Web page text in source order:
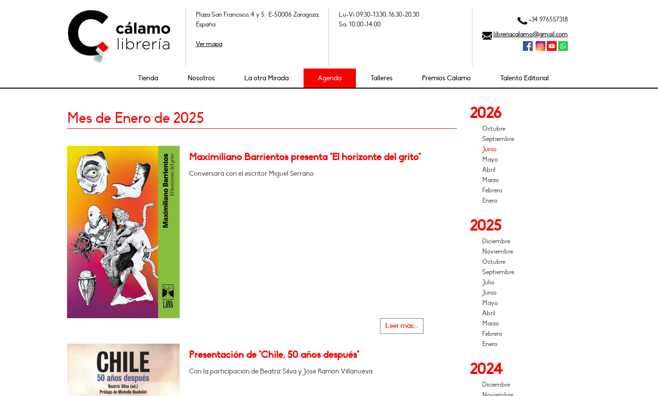
Plaza San Francisco, 4 y 5. E-50006 Zaragoza,
España
Ver mapa
Lu-Vi 09.30-13.30, 16.30-20.30
Sa: 10.00-14.00
+34 976557318
libreriacalamo@gmail.com
Tienda Nosotros La otra Mirada Agenda Talleres Premios Cálamo Talento Editorial
Mes de Enero de 2025
Maximiliano Barrientos presenta "El horizonte del grito"
Conversará con el escritor Miguel Serrano
Leer más...
Presentación de "Chile, 50 años después"
Con la participación de Beatriz Silva y José Ramón Villanueva
2026
Octubre
Septiembre
Junio
Mayo
Abril
Marzo
Febrero
Enero
2025
Diciembre
Noviembre
Octubre
Septiembre
Julio
Junio
Mayo
Abril
Marzo
Febrero
Enero
2024
Diciembre